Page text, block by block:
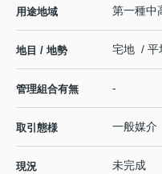
用途地域 第一種中
地目 / 地勢 宅地 / 平
管理組合有無 -
取引態様 一般媒介
現況 未完成